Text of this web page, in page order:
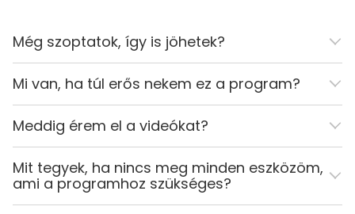
Még szoptatok, így is jöhetek?
Mi van, ha túl erős nekem ez a program?
Meddig érem el a videókat?
Mit tegyek, ha nincs meg minden eszközöm,
ami a programhoz szükséges?